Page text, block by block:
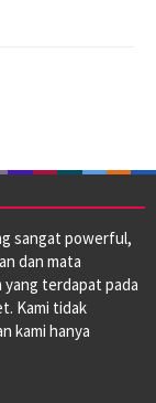
sangat powerful,
dan mata
terdapat pada
Kami tidak
kami hanya